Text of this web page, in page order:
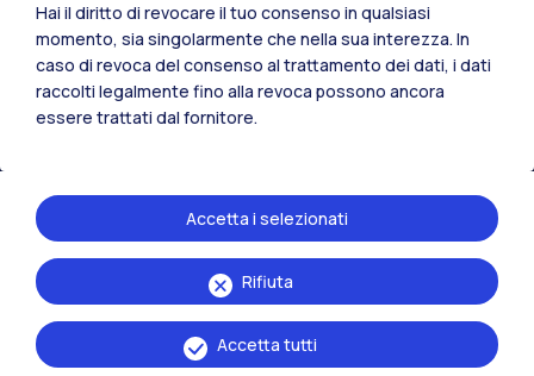
Polimi Community
Tutti i siti dell’ecosistema
Hai il diritto di revocare il tuo consenso in qualsiasi
momento, sia singolarmente che nella sua interezza. In
caso di revoca del consenso al trattamento dei dati, i dati
raccolti legalmente fino alla revoca possono ancora
essere trattati dal fornitore.
Rifiuta
Accetta i selezionati
Accetta tutti